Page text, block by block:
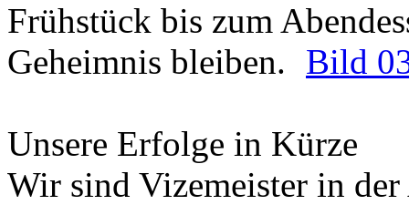
Frühstück bis zum
Geheimnis bleiben. Bild
Unsere Erfolge in Kürze
Wir sind Vizemeister in